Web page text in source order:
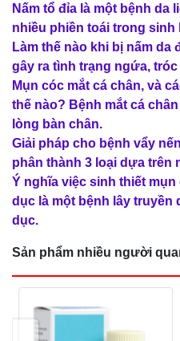
Nấm tổ đỉa là một bệnh da
nhiều phiền toái trong sinh
Làm thế nào khi bị nấm da
gây ra tình trạng ngứa,
Mụn cóc mắt cá chân, và
thế nào? Bệnh mắt cá
lòng bàn chân.
Giải pháp cho bệnh vẩy
phân thành 3 loại dựa
Ý nghĩa việc sinh thiết
dục là một bệnh lây truyền
dục.
Sản phẩm nhiều người